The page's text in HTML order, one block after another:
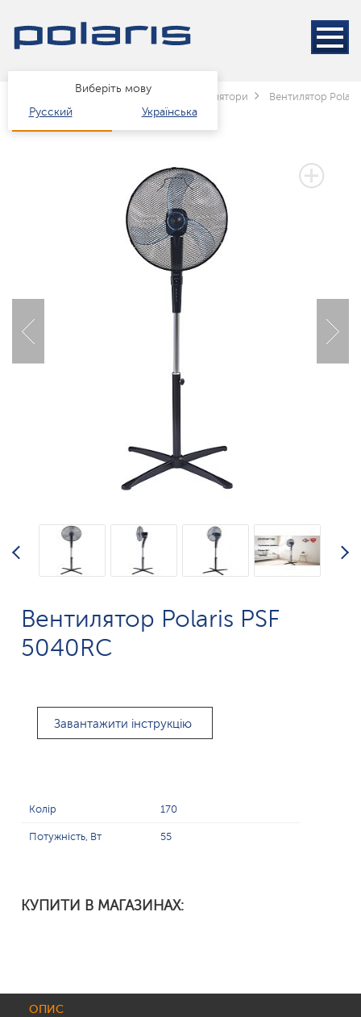
Виберіть мову
Русский
Українська
Каталог клімат Вентилятори Вентилятор
3 РОКИ ГАРАНТІЇ
Вентилятор Polaris PSF
5040RC
Завантажити інструкцію
Колір 170
Потужність, Вт 55
КУПИТИ В МАГАЗИНАХ:
ОПИС